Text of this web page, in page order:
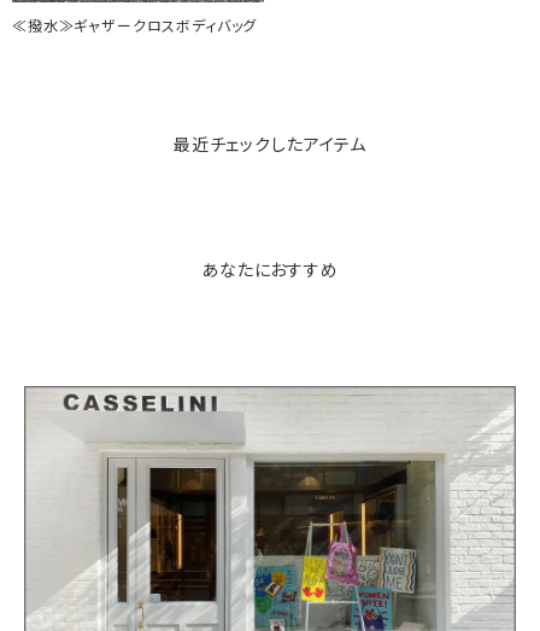
≪撥水≫ギャザークロスボディバッグ
最近チェックしたアイテム
あなたにおすすめ